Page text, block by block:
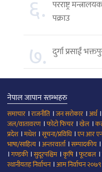
६. परराष्ट्र
पक्राउ
७. दुर्गा प्रसाईं
नेपाल जापान स्तम्भहरु
समाचार ।राजनीति ।जन सरोकार ।अर्थ
जल/वातावरण ।फोटो फिचर ।खेल ।
प्रदेश।मधेश।सूचना/प्रविधि।एन आर
भाषा/साहित्य ।अन्तरवार्ता।सम्पादकीय ।
।गण्डकी।सुदूरपश्चिम ।कृषि।फूटबल ।
स्थानीयतह निर्वाचन।आम निर्वाचन २०७९